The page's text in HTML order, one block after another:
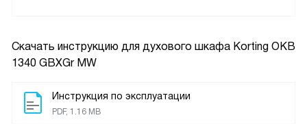
Скачать инструкцию для духового шкафа Korting OKB
1340 GBXGr MW
Инструкция по эксплуатации
PDF, 1.16 MB